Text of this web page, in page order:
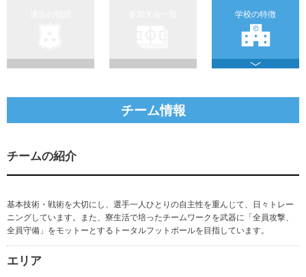
学校の特徴
チーム情報
チームの紹介
基本技術・戦術を大切にし、選手一人ひとりの自主性を重んじて、日々トレー
ニングしています。また、寮生活で培ったチームワークを武器に「全員攻撃、
全員守備」をモットーとするトータルフットボールを目指しています。
エリア